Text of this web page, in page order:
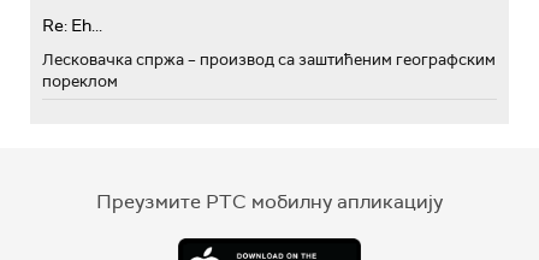
Re: Eh...
Лесковачка спржа – производ са заштићеним географским
пореклом
Преузмите РТС мобилну апликацију